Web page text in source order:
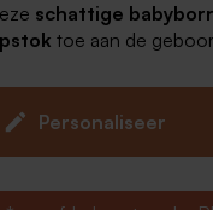
schattige
toe aan de
feestje.
Personaliseer